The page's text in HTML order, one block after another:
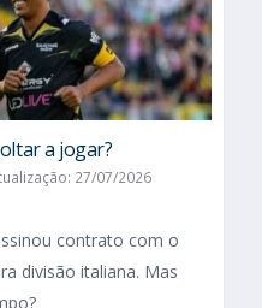
a jogar?
27/07/2026
contrato com o
divisão italiana. Mas